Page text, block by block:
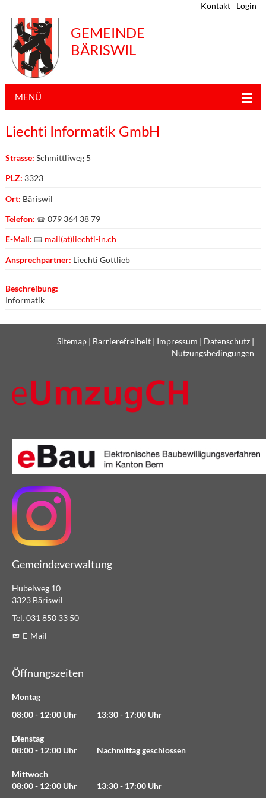
Kontakt Login
GEMEINDE
BÄRISWIL
MENÜ
Liechti Informatik GmbH
Strasse: Schmittliweg 5
PLZ: 3323
Ort: Bäriswil
Telefon: 079 364 38 79
E-Mail: mail(at)liechti-in.ch
Ansprechpartner: Liechti Gottlieb
Beschreibung:
Informatik
Sitemap Barrierefreiheit Impressum Datenschutz
Nutzungsbedingungen
Gemeindeverwaltung
Hubelweg 10
3323 Bäriswil
Tel. 031 850 33 50
E-Mail
Öffnungszeiten
Montag
08:00 - 12:00 Uhr 13:30 - 17:00 Uhr
Dienstag
08:00 - 12:00 Uhr Nachmittag geschlossen
Mittwoch
08:00 - 12:00 Uhr 13:30 - 17:00 Uhr